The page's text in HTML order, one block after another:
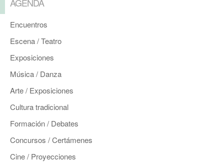
Encuentros
Escena / Teatro
Exposiciones
Música / Danza
Arte / Exposiciones
Cultura tradicional
Formación / Debates
Concursos / Certámenes
Cine / Proyecciones